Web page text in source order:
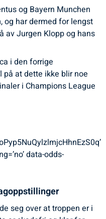
og Bayern Munchen
og har dermed for lengst
av Jurgen Klopp og hans
i den forrige
på at dette ikke blir noe
i Champions League
data-odds-
seg over at troppen er i